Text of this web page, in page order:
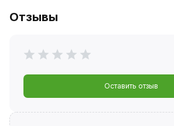
Отзывы
Оставить отзыв